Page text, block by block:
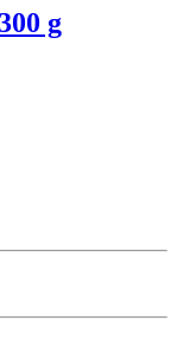
g